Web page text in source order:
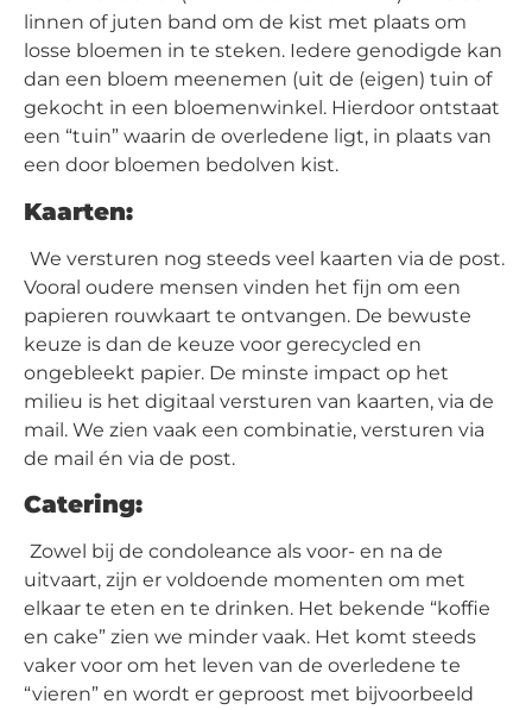
linnen of juten band om de kist met plaats om
losse bloemen in te steken. Iedere genodigde kan
dan een bloem meenemen (uit de (eigen) tuin of
gekocht in een bloemenwinkel. Hierdoor ontstaat
een “tuin” waarin de overledene ligt, in plaats van
een door bloemen bedolven kist.
Kaarten:
We versturen nog steeds veel kaarten via de post.
Vooral oudere mensen vinden het fijn om een
papieren rouwkaart te ontvangen. De bewuste
keuze is dan de keuze voor gerecycled en
ongebleekt papier. De minste impact op het
milieu is het digitaal versturen van kaarten, via de
mail. We zien vaak een combinatie, versturen via
de mail én via de post.
Catering:
Zowel bij de condoleance als voor- en na de
uitvaart, zijn er voldoende momenten om met
elkaar te eten en te drinken. Het bekende “koffie
en cake” zien we minder vaak. Het komt steeds
vaker voor om het leven van de overledene te
“vieren” en wordt er geproost met bijvoorbeeld